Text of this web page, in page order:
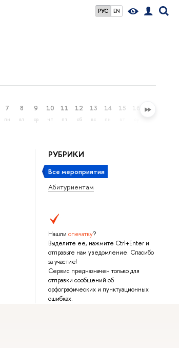
РУС EN
7
пн
8
вт
9
ср
10
чт
11
пт
12
сб
13
вс
14 15 16 17
РУБРИКИ
Все мероприятия
Абитуриентам
Нашли опечатку?
Выделите её, нажмите Ctrl+Enter и
отправьте нам уведомление. Спасибо
за участие!
Сервис предназначен только для
отправки сообщений об
орфографических и пунктуационных
ошибках.